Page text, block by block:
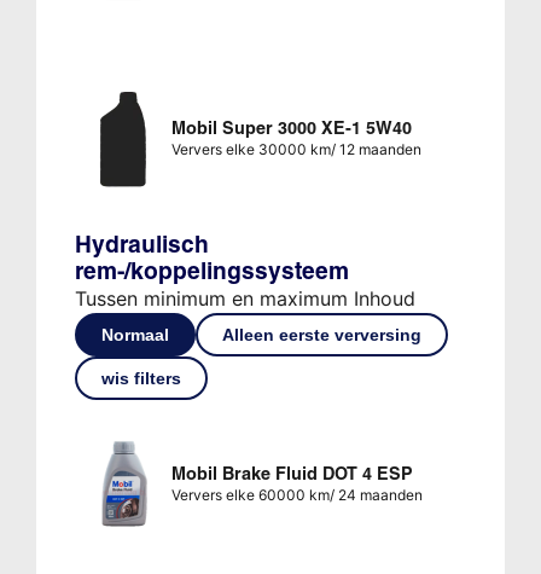
Mobil Super 3000 XE-1 5W40
Ververs elke 30000 km/ 12 maanden
Hydraulisch
rem-/koppelingssysteem
Tussen minimum en maximum Inhoud
Normaal Alleen eerste verversing
wis filters
Mobil Brake Fluid DOT 4 ESP
Ververs elke 60000 km/ 24 maanden